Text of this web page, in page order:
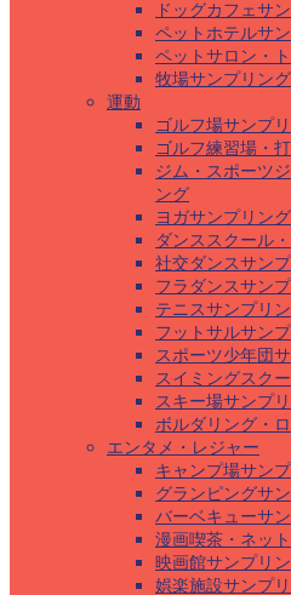
ドッグカフェサ
ペットホテルサ
ペットサロン・
牧場サンプリング
運動
ゴルフ場サンプ
ゴルフ練習場・
ジム・スポーツ
ング
ヨガサンプリング
ダンススクール
社交ダンスサン
フラダンスサン
テニスサンプリ
フットサルサン
スポーツ少年団
スイミングスク
スキー場サンプ
ボルダリング・
エンタメ・レジャー
キャンプ場サン
グランピングサ
バーベキューサ
漫画喫茶・ネッ
映画館サンプリ
娯楽施設サンプ